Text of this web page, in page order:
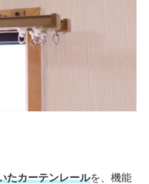
たカーテンレールを、機能